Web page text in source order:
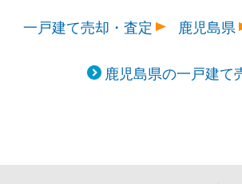
一戸建て売却・査定
鹿児島県
鹿児島県の一戸建て